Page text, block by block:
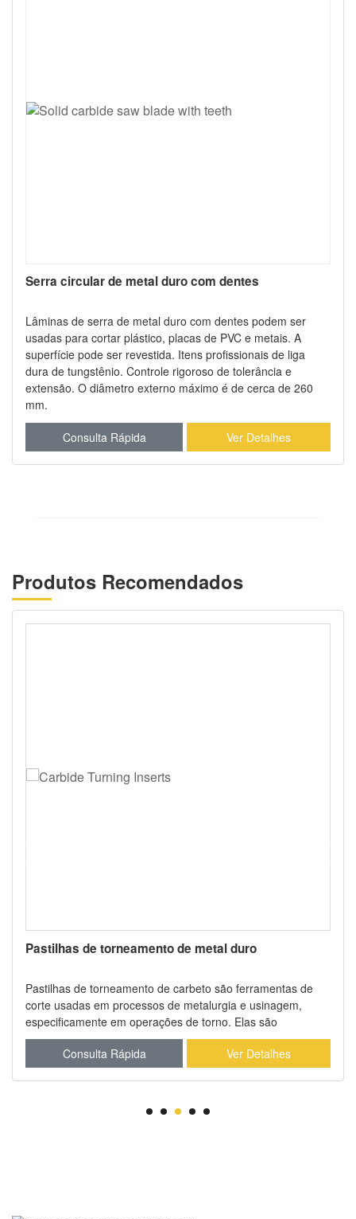
Serra circular de metal duro com dentes
Lâminas de serra de metal duro com dentes podem ser
usadas para cortar plástico, placas de PVC e metais. A
superfície pode ser revestida. Itens profissionais de liga
dura de tungstênio. Controle rigoroso de tolerância e
extensão. O diâmetro externo máximo é de cerca de 260
mm.
Consulta Rápida Ver Detalhes
Produtos Recomendados
Pastilhas de torneamento de metal duro
Pastilhas de torneamento de carbeto são ferramentas de
corte usadas em processos de metalurgia e usinagem,
especificamente em operações de torno. Elas são
projetadas para serem montadas em um suporte de
ferramenta de torno e usadas para torneamento,
faceamento, canalamento, a
Consulta Rápida Ver Detalhes